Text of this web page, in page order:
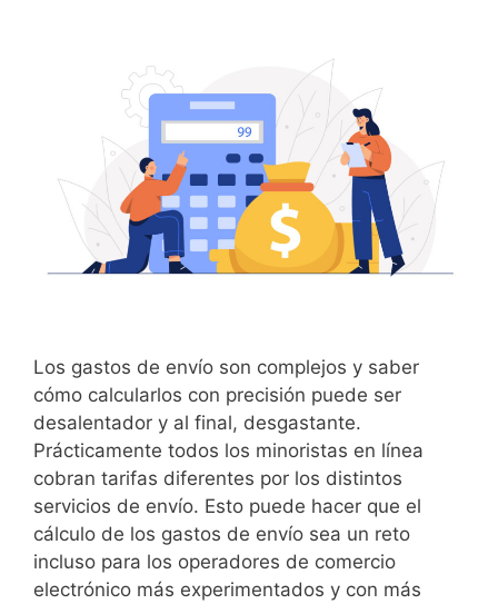
Los gastos de envío son complejos y saber
cómo calcularlos con precisión puede ser
desalentador y al final, desgastante.
Prácticamente todos los minoristas en línea
cobran tarifas diferentes por los distintos
servicios de envío. Esto puede hacer que el
cálculo de los gastos de envío sea un reto
incluso para los operadores de comercio
electrónico más experimentados y con más